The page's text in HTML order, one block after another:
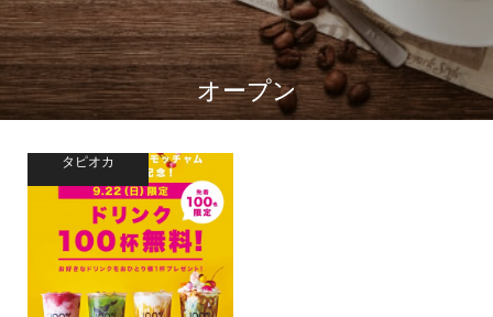
オープン
タピオカ